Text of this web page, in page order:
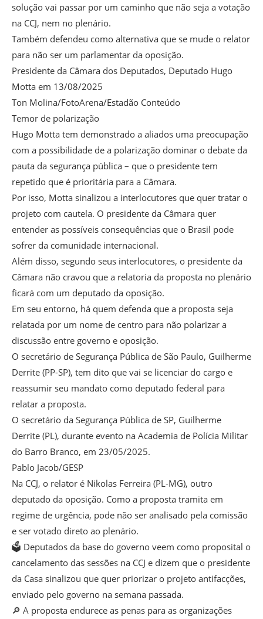
solução vai passar por um caminho que não seja a votação
na CCJ, nem no plenário.
Também defendeu como alternativa que se mude o relator
para não ser um parlamentar da oposição.
Presidente da Câmara dos Deputados, Deputado Hugo
Motta em 13/08/2025
Ton Molina/FotoArena/Estadão Conteúdo
Temor de polarização
Hugo Motta tem demonstrado a aliados uma preocupação
com a possibilidade de a polarização dominar o debate da
pauta da segurança pública – que o presidente tem
repetido que é prioritária para a Câmara.
Por isso, Motta sinalizou a interlocutores que quer tratar o
projeto com cautela. O presidente da Câmara quer
entender as possíveis consequências que o Brasil pode
sofrer da comunidade internacional.
Além disso, segundo seus interlocutores, o presidente da
Câmara não cravou que a relatoria da proposta no plenário
ficará com um deputado da oposição.
Em seu entorno, há quem defenda que a proposta seja
relatada por um nome de centro para não polarizar a
discussão entre governo e oposição.
O secretário de Segurança Pública de São Paulo, Guilherme
Derrite (PP-SP), tem dito que vai se licenciar do cargo e
reassumir seu mandato como deputado federal para
relatar a proposta.
O secretário da Segurança Pública de SP, Guilherme
Derrite (PL), durante evento na Academia de Polícia Militar
do Barro Branco, em 23/05/2025.
Pablo Jacob/GESP
Na CCJ, o relator é Nikolas Ferreira (PL-MG), outro
deputado da oposição. Como a proposta tramita em
regime de urgência, pode não ser analisado pela comissão
e ser votado direto ao plenário.
🗳️ Deputados da base do governo veem como proposital o
cancelamento das sessões na CCJ e dizem que o presidente
da Casa sinalizou que quer priorizar o projeto antifacções,
enviado pelo governo na semana passada.
🔎 A proposta endurece as penas para as organizações